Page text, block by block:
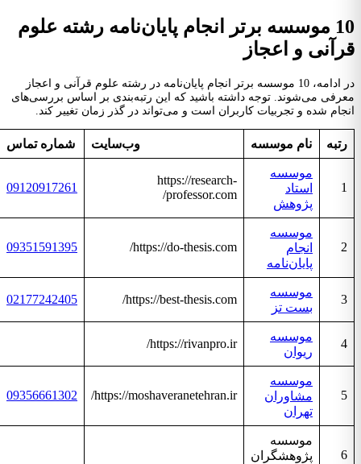
10 موسسه برتر انجام پایان‌نامه رشته علوم
قرآنی و اعجاز
در ادامه، 10 موسسه برتر انجام پایان‌نامه در رشته علوم قرآنی و اعجاز
معرفی می‌شوند. توجه داشته باشید که این رتبه‌بندی بر اساس بررسی‌های
انجام شده و تجربیات کاربران است و می‌تواند در گذر زمان تغییر کند.
رتبه نام موسسه وب‌سایت شماره تماس
1
موسسه
استاد
پژوهش
https://research-
professor.com/
09120917261
2
موسسه
انجام
پایان‌نامه
https://do-thesis.com/
09351591395
3
موسسه
بست تز
https://best-thesis.com/
02177242405
4
موسسه
ریوان
https://rivanpro.ir/
5
موسسه
مشاوران
تهران
https://moshaveranetehran.ir/
09356661302
6
موسسه
پژوهشگران